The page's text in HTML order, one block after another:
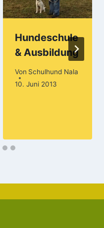
Hundeschule
& Ausbildung
Von Schulhund Nala
10. Juni 2013